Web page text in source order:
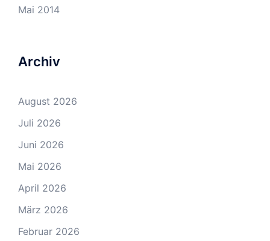
Mai 2014
Archiv
August 2026
Juli 2026
Juni 2026
Mai 2026
April 2026
März 2026
Februar 2026